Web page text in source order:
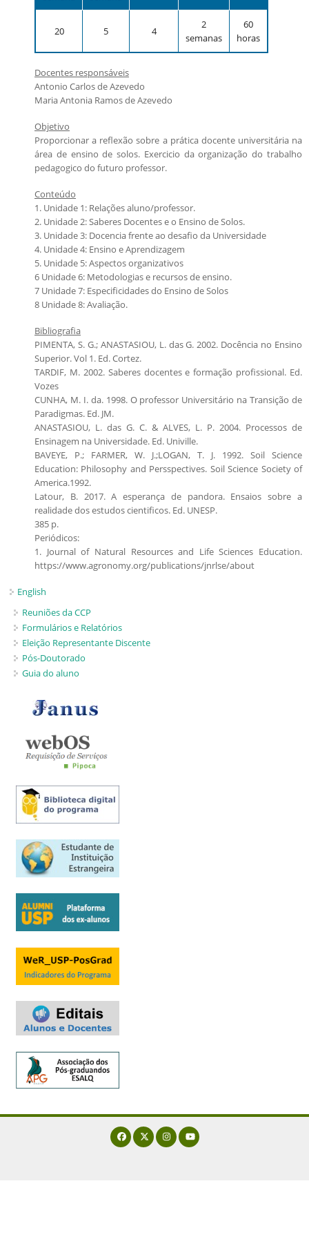
Candidatos estrangeiros
Inscrições recebidas
Exames e arguições
Resultado da seleção
20 5 4
2
semanas
60
horas
Docentes responsáveis
Antonio Carlos de Azevedo
Maria Antonia Ramos de Azevedo
Objetivo
Proporcionar a reflexão sobre a prática docente universitária na
área de ensino de solos. Exercicio da organização do trabalho
pedagogico do futuro professor.
Conteúdo
1. Unidade 1: Relações aluno/professor.
2. Unidade 2: Saberes Docentes e o Ensino de Solos.
3. Unidade 3: Docencia frente ao desafio da Universidade
4. Unidade 4: Ensino e Aprendizagem
5. Unidade 5: Aspectos organizativos
6 Unidade 6: Metodologias e recursos de ensino.
7 Unidade 7: Especificidades do Ensino de Solos
8 Unidade 8: Avaliação.
Bibliografia
PIMENTA, S. G.; ANASTASIOU, L. das G. 2002. Docência no Ensino
Superior. Vol 1. Ed. Cortez.
TARDIF, M. 2002. Saberes docentes e formação profissional. Ed.
Vozes
CUNHA, M. I. da. 1998. O professor Universitário na Transição de
Paradigmas. Ed. JM.
ANASTASIOU, L. das G. C. & ALVES, L. P. 2004. Processos de
Ensinagem na Universidade. Ed. Univille.
BAVEYE, P.; FARMER, W. J.;LOGAN, T. J. 1992. Soil Science
Education: Philosophy and Persspectives. Soil Science Society of
America.1992.
Latour, B. 2017. A esperança de pandora. Ensaios sobre a
realidade dos estudos cientificos. Ed. UNESP.
385 p.
Periódicos:
1. Journal of Natural Resources and Life Sciences Education.
https://www.agronomy.org/publications/jnrlse/about
English
Reuniões da CCP
Formulários e Relatórios
Eleição Representante Discente
Pós-Doutorado
Guia do aluno